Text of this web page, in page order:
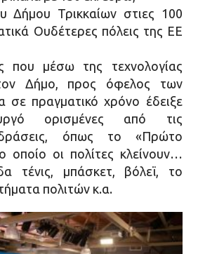
Δήμου Τρικκαίων στιες 100
Ουδέτερες πόλεις της ΕΕ
που μέσω της τεχνολογίας
Δήμο, προς όφελος των
σε πραγματικό χρόνο έδειξε
ορισμένες από τις
δράσεις, όπως το «Πρώτο
οποίο οι πολίτες κλείνουν…
τένις, μπάσκετ, βόλεϊ, το
πολιτών κ.α.